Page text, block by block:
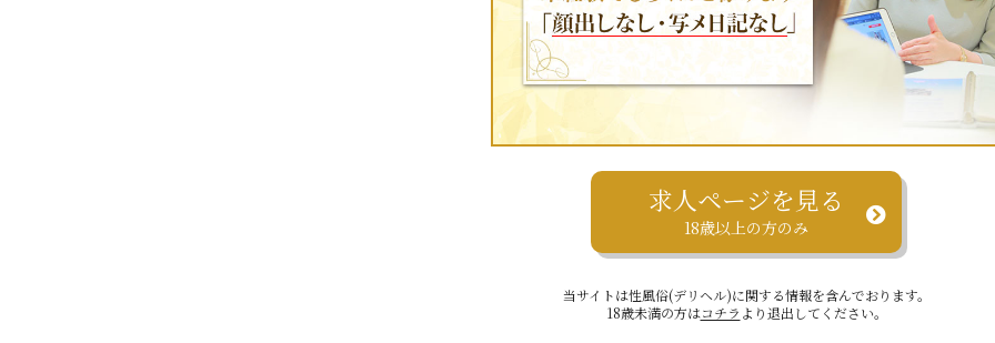
求人ページを見る
18歳以上の方のみ
当サイトは性風俗(デリヘル)に関する情報を含んでおります。
18歳未満の方はコチラ より退出してください。